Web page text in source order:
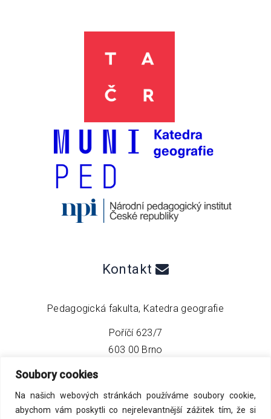
Soubory cookies
Na našich webových stránkách používáme soubory cookie,
abychom vám poskytli co nejrelevantnější zážitek tím, že si
Kontakt
Pedagogická fakulta, Katedra geografie
Poříčí 623/7
603 00 Brno
telefon:
email:info@geo4tea.com